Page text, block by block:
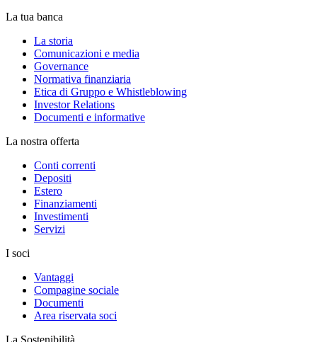
La tua banca
La storia
Comunicazioni e media
Governance
Normativa finanziaria
Etica di Gruppo e Whistleblowing
Investor Relations
Documenti e informative
La nostra offerta
Conti correnti
Depositi
Estero
Finanziamenti
Investimenti
Servizi
I soci
Vantaggi
Compagine sociale
Documenti
Area riservata soci
La Sostenibilità